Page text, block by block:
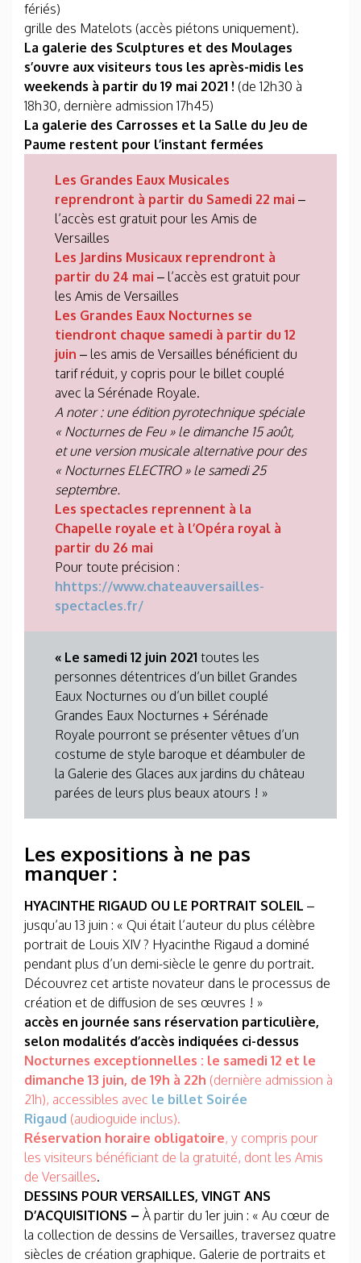
fériés)
grille des Matelots (accès piétons uniquement).
La galerie des Sculptures et des Moulages
s’ouvre aux visiteurs tous les après-midis les
weekends à partir du 19 mai 2021 ! (de 12h30 à
18h30, dernière admission 17h45)
La galerie des Carrosses et la Salle du Jeu de
Paume restent pour l’instant fermées
Les Grandes Eaux Musicales
reprendront à partir du Samedi 22 mai –
l’accès est gratuit pour les Amis de
Versailles
Les Jardins Musicaux reprendront à
partir du 24 mai – l’accès est gratuit pour
les Amis de Versailles
Les Grandes Eaux Nocturnes se
tiendront chaque samedi à partir du 12
juin – les amis de Versailles bénéficient du
tarif réduit, y copris pour le billet couplé
avec la Sérénade Royale.
A noter : une édition pyrotechnique spéciale
« Nocturnes de Feu » le dimanche 15 août,
et une version musicale alternative pour des
« Nocturnes ELECTRO » le samedi 25
septembre.
Les spectacles reprennent à la
Chapelle royale et à l’Opéra royal à
partir du 26 mai
Pour toute précision :
hhttps://www.chateauversailles-
spectacles.fr/
« Le samedi 12 juin 2021 toutes les
personnes détentrices d’un billet Grandes
Eaux Nocturnes ou d’un billet couplé
Grandes Eaux Nocturnes + Sérénade
Royale pourront se présenter vêtues d’un
costume de style baroque et déambuler de
la Galerie des Glaces aux jardins du château
parées de leurs plus beaux atours ! »
Les expositions à ne pas
manquer :
HYACINTHE RIGAUD OU LE PORTRAIT SOLEIL –
jusqu’au 13 juin : « Qui était l’auteur du plus célèbre
portrait de Louis XIV ? Hyacinthe Rigaud a dominé
pendant plus d’un demi-siècle le genre du portrait.
Découvrez cet artiste novateur dans le processus de
création et de diffusion de ses œuvres ! »
accès en journée sans réservation particulière,
selon modalités d’accès indiquées ci-dessus
Nocturnes exceptionnelles : le samedi 12 et le
dimanche 13 juin, de 19h à 22h (dernière admission à
21h), accessibles avec le billet Soirée
Rigaud (audioguide inclus).
Réservation horaire obligatoire, y compris pour
les visiteurs bénéficiant de la gratuité, dont les Amis
de Versailles.
DESSINS POUR VERSAILLES, VINGT ANS
D’ACQUISITIONS – À partir du 1er juin : « Au cœur de
la collection de dessins de Versailles, traversez quatre
siècles de création graphique. Galerie de portraits et